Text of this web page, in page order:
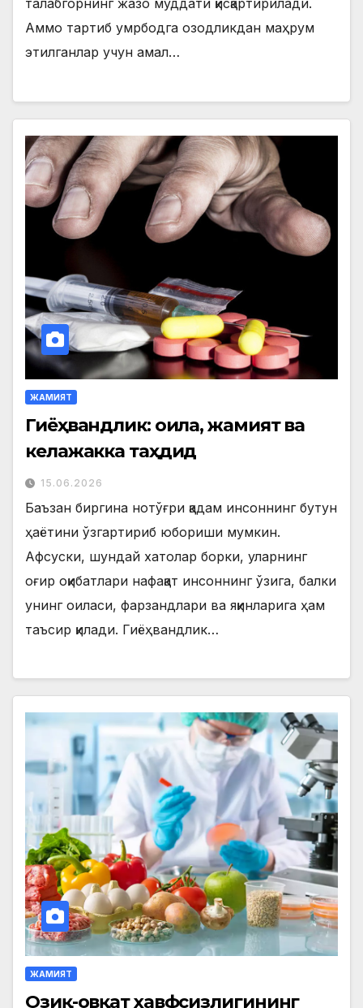
талабгорнинг жазо муддати қисқартирилади.
Аммо тартиб умрбодга озодликдан маҳрум
этилганлар учун амал…
ЖАМИЯТ
Гиёҳвандлик: оила, жамият ва
келажакка таҳдид
15.06.2026
Баъзан биргина нотўғри қадам инсоннинг бутун
ҳаётини ўзгартириб юбориши мумкин.
Афсуски, шундай хатолар борки, уларнинг
оғир оқибатлари нафақат инсоннинг ўзига, балки
унинг оиласи, фарзандлари ва яқинларига ҳам
таъсир қилади. Гиёҳвандлик…
ЖАМИЯТ
Озиқ-овқат хавфсизлигининг